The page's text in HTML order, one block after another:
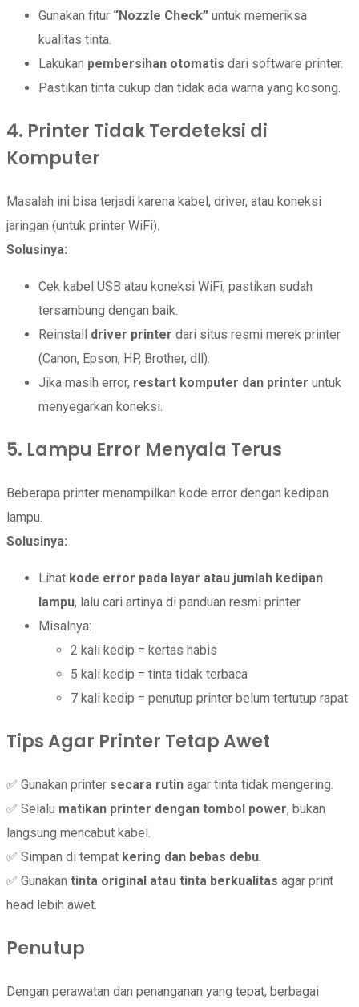
Gunakan fitur “Nozzle Check” untuk memeriksa
kualitas tinta.
Lakukan pembersihan otomatis dari software printer.
Pastikan tinta cukup dan tidak ada warna yang kosong.
4. Printer Tidak Terdeteksi di
Komputer
Masalah ini bisa terjadi karena kabel, driver, atau koneksi
jaringan (untuk printer WiFi).
Solusinya:
Cek kabel USB atau koneksi WiFi, pastikan sudah
tersambung dengan baik.
Reinstall driver printer dari situs resmi merek printer
(Canon, Epson, HP, Brother, dll).
Jika masih error, restart komputer dan printer untuk
menyegarkan koneksi.
5. Lampu Error Menyala Terus
Beberapa printer menampilkan kode error dengan kedipan
lampu.
Solusinya:
Lihat kode error pada layar atau jumlah kedipan
lampu, lalu cari artinya di panduan resmi printer.
Misalnya:
2 kali kedip = kertas habis
5 kali kedip = tinta tidak terbaca
7 kali kedip = penutup printer belum tertutup rapat
Tips Agar Printer Tetap Awet
✅ Gunakan printer secara rutin agar tinta tidak mengering.
✅ Selalu matikan printer dengan tombol power, bukan
langsung mencabut kabel.
✅ Simpan di tempat kering dan bebas debu.
✅ Gunakan tinta original atau tinta berkualitas agar print
head lebih awet.
Penutup
Dengan perawatan dan penanganan yang tepat, berbagai